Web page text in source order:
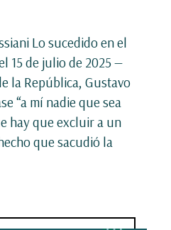
Lo sucedido en el
15 de julio de 2025 —
la República, Gustavo
“a mí nadie que sea
hay que excluir a un
que sacudió la